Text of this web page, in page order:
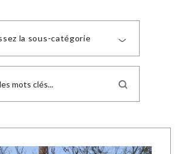
la sous-catégorie